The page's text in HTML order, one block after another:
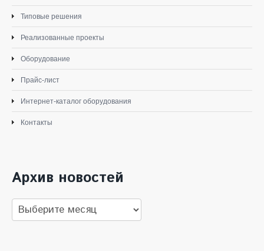
Типовые решения
Реализованные проекты
Оборудование
Прайс-лист
Интернет-каталог оборудования
Контакты
Архив новостей
Архив
новостей